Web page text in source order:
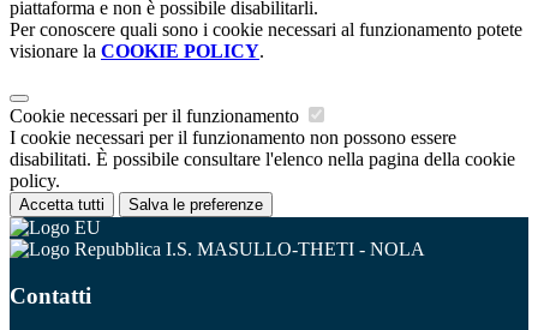
piattaforma e non è possibile disabilitarli.
Per conoscere quali sono i cookie necessari al funzionamento potete
visionare la COOKIE POLICY.
Cookie necessari per il funzionamento
I cookie necessari per il funzionamento non possono essere
disabilitati. È possibile consultare l'elenco nella pagina della cookie
policy.
Accetta tutti Salva le preferenze
I.S. MASULLO-THETI - NOLA
Contatti